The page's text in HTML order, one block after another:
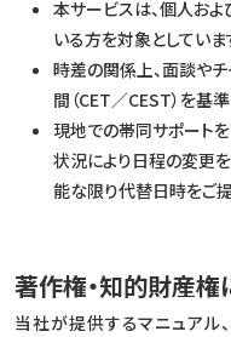
本サービスは、個人お
いる方を対象としていま
時差の関係上、面談や
間（CET／CEST）を基
現地での帯同サポート
状況により日程の変更
能な限り代替日時をご提
著作権・知的財産権
当社が提供するマニュアル、